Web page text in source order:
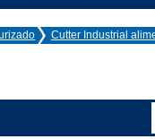
Cutter Industrial